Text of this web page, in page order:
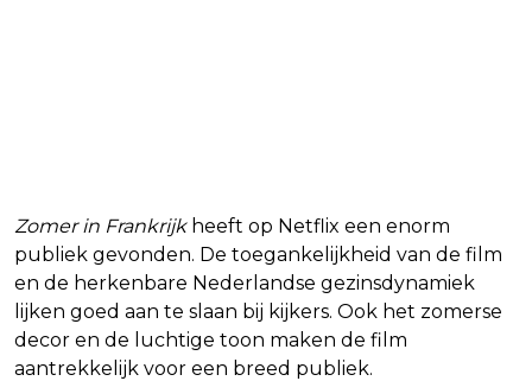
Zomer in Frankrijkheeft op Netflix een enorm
publiek gevonden. De toegankelijkheid van de film
en de herkenbare Nederlandse gezinsdynamiek
lijken goed aan te slaan bij kijkers. Ook het zomerse
decor en de luchtige toon maken de film
aantrekkelijk voor een breed publiek.